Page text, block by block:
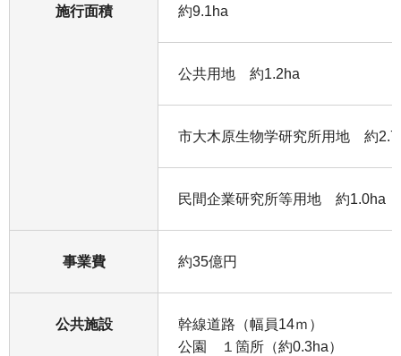
施行面積 約9.1ha
公共用地 約1.2ha
市大木原生物学研究所用地 約
民間企業研究所等用地 約1.0ha
事業費 約35億円
公共施設
幹線道路（幅員14ｍ）
公園 １箇所（約0.3ha）